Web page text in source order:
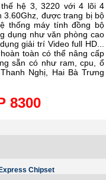
hệ 3, 3220 với 4 lõi 4
3.60Ghz, được trang bị bộ
thống máy tính đồng bộ
dụng như văn phòng cao
giải trí Video full HD...
toàn có thể nâng cấp
sẵn có như ram, cpu, ổ
Nghị, Hai Bà Trưng
8300
Chipset